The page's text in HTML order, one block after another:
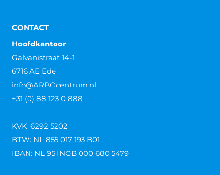
CONTACT
Hoofdkantoor
Galvanistraat 14-1
6716 AE Ede
info@ARBOcentrum.nl
+31 (0) 88 123 0 888
KVK: 6292 5202
BTW: NL 855 017 193 B01
IBAN: NL 95 INGB 000 680 5479